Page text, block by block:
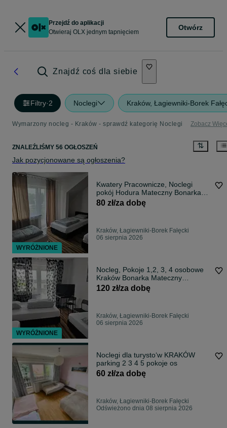
Przejdź do aplikacji
Otwieraj OLX jednym tapnięciem
Otwórz
Znajdź coś dla siebie
Filtry·2 Noclegi Kraków, Łagiewniki-Borek
Wymarzony nocleg - Kraków - sprawdź kategorię Noclegi Zobacz
ZNALEŹLIŚMY 56 OGŁOSZEŃ
Jak pozycjonowane są ogłoszenia?
Kwatery Pracownicze, Noclegi
pokój Hodura Mateczny Bonarka
Lagiewniki
80 zł/za dobę
Kraków, Łagiewniki-Borek Fałęcki
06 sierpnia 2026
Nocleg, Pokoje 1,2, 3, 4 osobowe
Kraków Bonarka Mateczny
Lagiewniki
120 zł/za dobę
Kraków, Łagiewniki-Borek Fałęcki
06 sierpnia 2026
Noclegi dla turystoʻw KRAKÓW
parking 2 3 4 5 pokoje os
60 zł/za dobę
Kraków, Łagiewniki-Borek Fałęcki
Odświeżono dnia 08 sierpnia 2026
WYRÓŻNIONE
WYRÓŻNIONE